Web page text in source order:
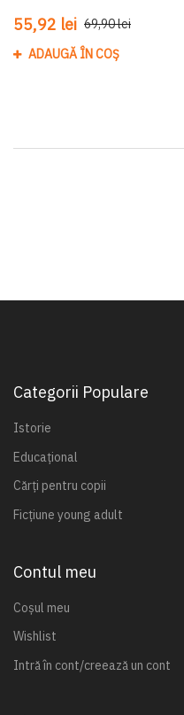
55,92 lei 69,90 lei
ADAUGĂ ÎN COȘ
Categorii Populare
Istorie
Educațional
Cărți pentru copii
Ficțiune young adult
Contul meu
Coșul meu
Wishlist
Intră în cont/creează un cont